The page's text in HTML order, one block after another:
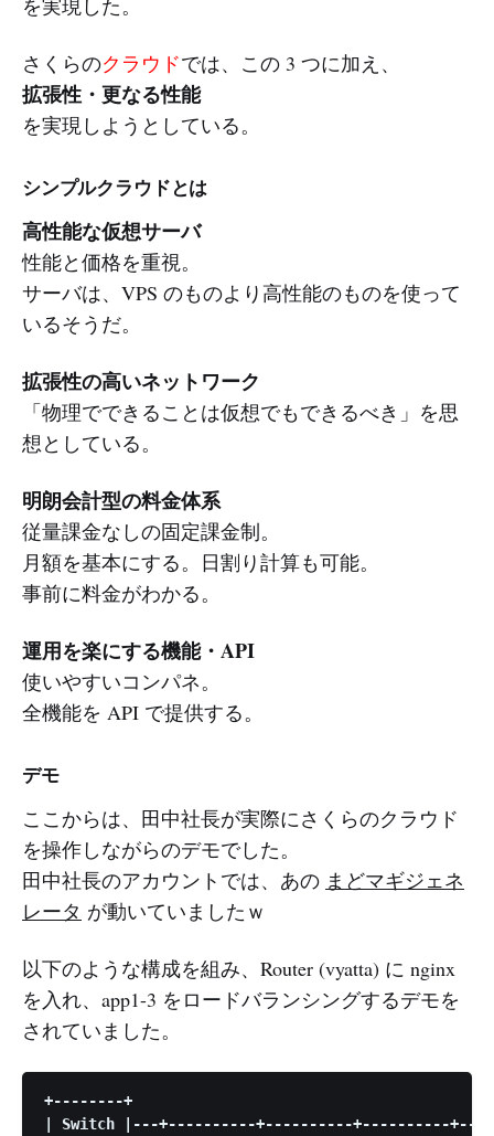
を実現した。
さくらのクラウドでは、この 3 つに加え、
拡張性・更なる性能
を実現しようとしている。
シンプルクラウドとは
高性能な仮想サーバ
性能と価格を重視。
サーバは、VPS のものより高性能のものを使って
いるそうだ。
拡張性の高いネットワーク
「物理でできることは仮想でもできるべき」を思
想としている。
明朗会計型の料金体系
従量課金なしの固定課金制。
月額を基本にする。日割り計算も可能。
事前に料金がわかる。
運用を楽にする機能・API
使いやすいコンパネ。
全機能を API で提供する。
デモ
ここからは、田中社長が実際にさくらのクラウド
を操作しながらのデモでした。
田中社長のアカウントでは、あの まどマギジェネ
レータ が動いていましたｗ
以下のような構成を組み、Router (vyatta) に nginx
を入れ、app1-3 をロードバランシングするデモを
されていました。
+--------+
| Switch |---+----------+----------+----------